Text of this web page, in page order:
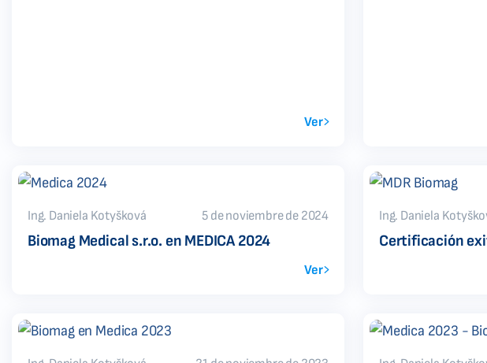
Ver
Ing. Daniela Kotyšková 5 de noviembre de 2024
Biomag Medical s.r.o. en MEDICA 2024
Ver
Ing. Daniela
Certificación